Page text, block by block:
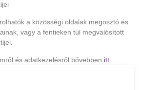
a közösségi oldalak megosztó és
vagy a fentieken túl megvalósított
és adatkezelésről bővebben itt.